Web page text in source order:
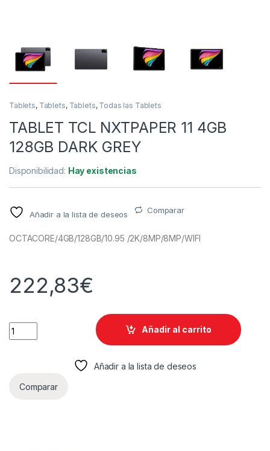
Tablets, Tablets, Tablets, Todas las Tablets
TABLET TCL NXTPAPER 11 4GB
128GB DARK GREY
Disponibilidad: Hay existencias
Añadir a la lista de deseos Comparar
OCTACORE/4GB/128GB/10.95 /2K/8MP/8MP/WIFI
222,83€
TABLET TCL NXTPAPER 11 4GB 128GB DARK GREY cantidad
Añadir al carrito
Añadir a la lista de deseos
Comparar